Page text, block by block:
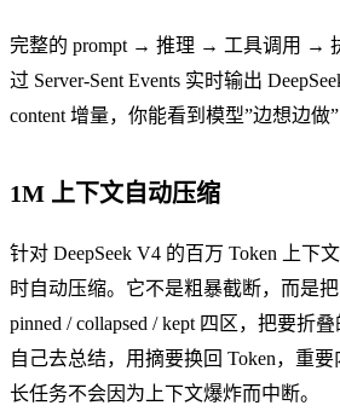
完整的 prompt → 推理 → 工具调用 →
过 Server-Sent Events 实时输出
content 增量，你能看到模型”边想边做”
1M 上下文自动压缩
针对 DeepSeek V4 的百万 Token 上下
时自动压缩。它不是粗暴截断，而是把
pinned / collapsed / kept 四区，把要折
自己去总结，用摘要换回 Token，重要
长任务不会因为上下文爆炸而中断。